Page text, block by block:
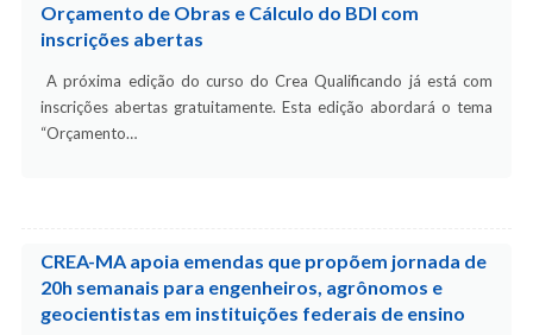
Orçamento de Obras e Cálculo do BDI com
inscrições abertas
A próxima edição do curso do Crea Qualificando já está com
inscrições abertas gratuitamente. Esta edição abordará o tema
“Orçamento…
CREA-MA apoia emendas que propõem jornada de
20h semanais para engenheiros, agrônomos e
geocientistas em instituições federais de ensino